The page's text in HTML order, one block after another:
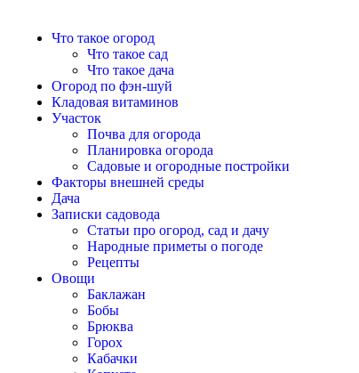
Что такое огород
Что такое сад
Что такое дача
Огород по фэн-шуй
Кладовая витаминов
Участок
Почва для огорода
Планировка огорода
Садовые и огородные постройки
Факторы внешней среды
Дача
Записки садовода
Статьи про огород, сад и дачу
Народные приметы о погоде
Рецепты
Овощи
Баклажан
Бобы
Брюква
Горох
Кабачки